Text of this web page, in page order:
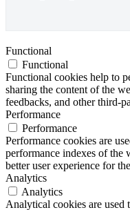
Functional
Functional
Functional cookies help to
sharing the content of the
feedbacks, and other third-
Performance
Performance
Performance cookies are
performance indexes of the
better user experience for
Analytics
Analytics
Analytical cookies are used